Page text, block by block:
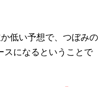
低い予想で、つぼみの
スになるということで